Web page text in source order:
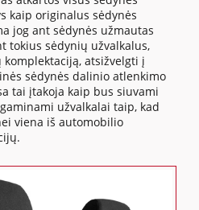
kaip originalus sėdynės
jog ant sėdynės užmautas
tokius sėdynių užvalkalus,
atsižvelgti į
sėdynės dalinio atlenkimo
tai įtakoja kaip bus siuvami
užvalkalai taip, kad
viena iš automobilio